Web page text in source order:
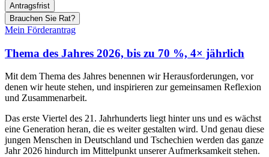
Antragsfrist
Brauchen Sie Rat?
Mein Förderantrag
Thema des Jahres 2026, bis zu 70 %, 4× jährlich
Mit dem Thema des Jahres benennen wir Herausforderungen, vor
denen wir heute stehen, und inspirieren zur gemeinsamen Reflexion
und Zusammenarbeit.
Das erste Viertel des 21. Jahrhunderts liegt hinter uns und es wächst
eine Generation heran, die es weiter gestalten wird. Und genau diese
jungen Menschen in Deutschland und Tschechien werden das ganze
Jahr 2026 hindurch im Mittelpunkt unserer Aufmerksamkeit stehen.